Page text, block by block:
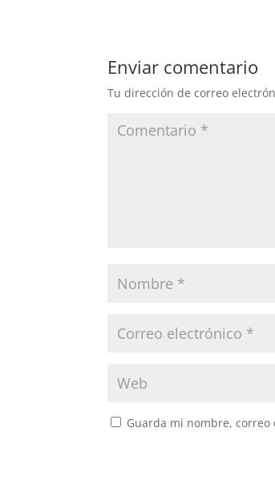
Enviar comentario
Tu dirección de correo
Guarda mi nombre,